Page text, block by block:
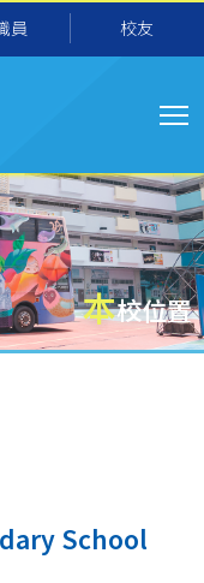
員 校友
本校位置
School